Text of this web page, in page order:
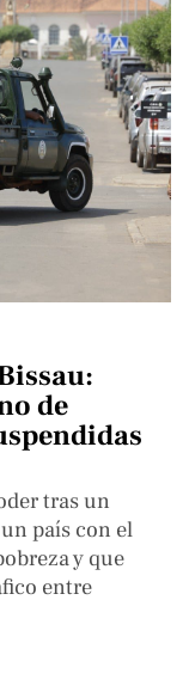
de
tras un
país con el
y que
entre